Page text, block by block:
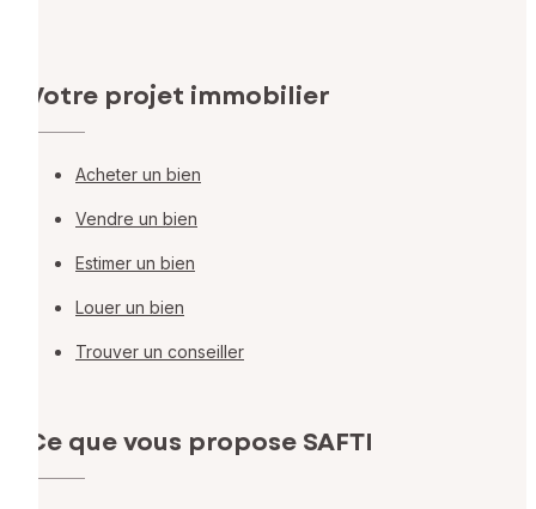
Votre projet immobilier
Acheter un bien
Vendre un bien
Estimer un bien
Louer un bien
Trouver un conseiller
Ce que vous propose SAFTI